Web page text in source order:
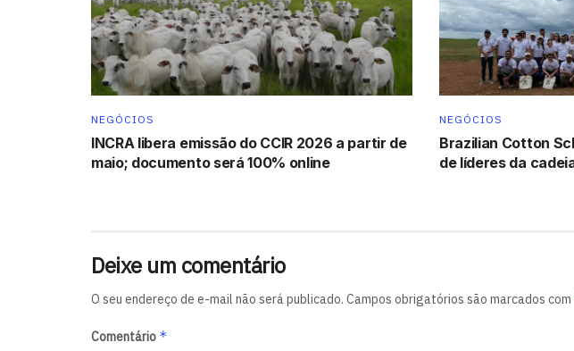
NEGÓCIOS
INCRA libera emissão do CCIR 2026 a partir de
maio; documento será 100% online
NEGÓCIOS
Brazilian Cotton
de líderes da
Deixe um comentário
O seu endereço de e-mail não será publicado. Campos obrigatórios são marcados com
Comentário *